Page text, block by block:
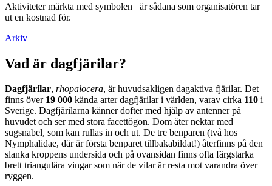
Aktiviteter märkta med symbolen
är sådana som organisatören tar
ut en kostnad för.
Arkiv
Vad är dagfjärilar?
Dagfjärilar, rhopalocera, är huvudsakligen dagaktiva fjärilar. Det
finns över 19 000 kända arter dagfjärilar i världen, varav cirka 110 i
Sverige. Dagfjärilarna känner dofter med hjälp av antenner på
huvudet och ser med stora facettögon. Dom äter nektar med
sugsnabel, som kan rullas in och ut. De tre benparen (två hos
Nymphalidae, där är första benparet tillbakabildat!) återfinns på den
slanka kroppens undersida och på ovansidan finns ofta färgstarka
brett triangulära vingar som när de vilar är resta mot varandra över
ryggen.